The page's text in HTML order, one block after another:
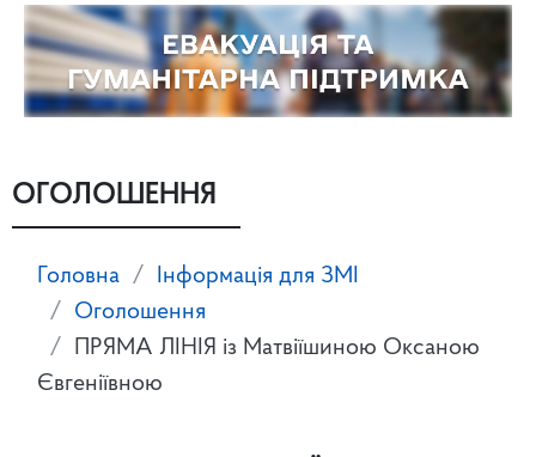
ОГОЛОШЕННЯ
Головна
Інформація для ЗМІ
Оголошення
ПРЯМА ЛІНІЯ із Матвіїшиною Оксаною
Євгеніївною